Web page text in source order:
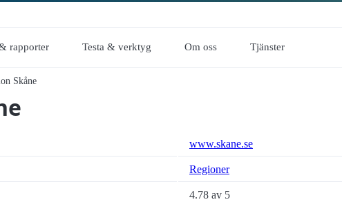
rapporter Testa & verktyg Om oss Tjänster
Skåne
www.skane.se
Regioner
4.78 av 5